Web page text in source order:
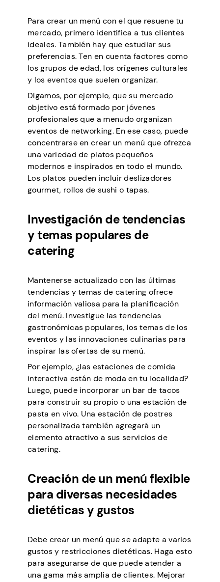
Para crear un menú con el que resuene tu
mercado, primero identifica a tus clientes
ideales. También hay que estudiar sus
preferencias. Ten en cuenta factores como
los grupos de edad, los orígenes culturales
y los eventos que suelen organizar.
Digamos, por ejemplo, que su mercado
objetivo está formado por jóvenes
profesionales que a menudo organizan
eventos de networking. En ese caso, puede
concentrarse en crear un menú que ofrezca
una variedad de platos pequeños
modernos e inspirados en todo el mundo.
Los platos pueden incluir deslizadores
gourmet, rollos de sushi o tapas.
Investigación de tendencias
y temas populares de
catering
Mantenerse actualizado con las últimas
tendencias y temas de catering ofrece
información valiosa para la planificación
del menú. Investigue las tendencias
gastronómicas populares, los temas de los
eventos y las innovaciones culinarias para
inspirar las ofertas de su menú.
Por ejemplo, ¿las estaciones de comida
interactiva están de moda en tu localidad?
Luego, puede incorporar un bar de tacos
para construir su propio o una estación de
pasta en vivo. Una estación de postres
personalizada también agregará un
elemento atractivo a sus servicios de
catering.
Creación de un menú flexible
para diversas necesidades
dietéticas y gustos
Debe crear un menú que se adapte a varios
gustos y restricciones dietéticas. Haga esto
para asegurarse de que puede atender a
una gama más amplia de clientes. Mejorar